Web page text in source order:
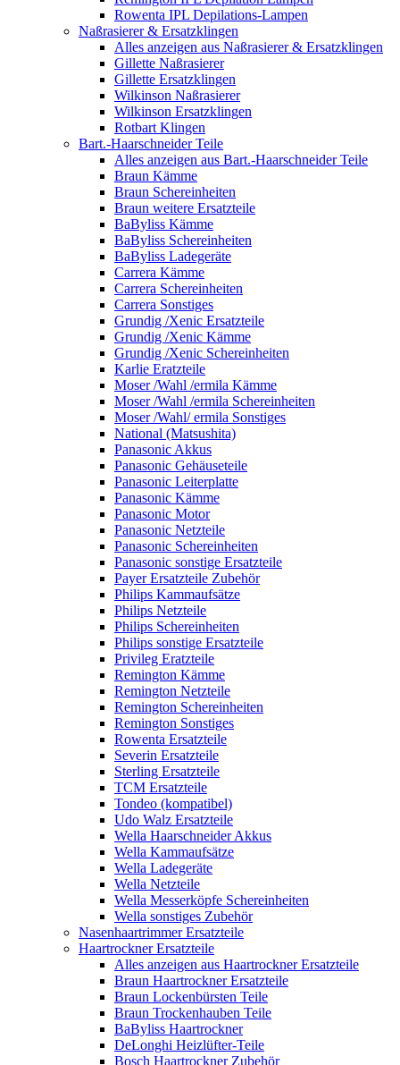
Rowenta IPL Depilations-Lampen
Naßrasierer & Ersatzklingen
Alles anzeigen aus Naßrasierer & Ersatzklingen
Gillette Naßrasierer
Gillette Ersatzklingen
Wilkinson Naßrasierer
Wilkinson Ersatzklingen
Rotbart Klingen
Bart.-Haarschneider Teile
Alles anzeigen aus Bart.-Haarschneider Teile
Braun Kämme
Braun Schereinheiten
Braun weitere Ersatzteile
BaByliss Kämme
BaByliss Schereinheiten
BaByliss Ladegeräte
Carrera Kämme
Carrera Schereinheiten
Carrera Sonstiges
Grundig /Xenic Ersatzteile
Grundig /Xenic Kämme
Grundig /Xenic Schereinheiten
Karlie Eratzteile
Moser /Wahl /ermila Kämme
Moser /Wahl /ermila Schereinheiten
Moser /Wahl/ ermila Sonstiges
National (Matsushita)
Panasonic Akkus
Panasonic Gehäuseteile
Panasonic Leiterplatte
Panasonic Kämme
Panasonic Motor
Panasonic Netzteile
Panasonic Schereinheiten
Panasonic sonstige Ersatzteile
Payer Ersatzteile Zubehör
Philips Kammaufsätze
Philips Netzteile
Philips Schereinheiten
Philips sonstige Ersatzteile
Privileg Eratzteile
Remington Kämme
Remington Netzteile
Remington Schereinheiten
Remington Sonstiges
Rowenta Ersatzteile
Severin Ersatzteile
Sterling Ersatzteile
TCM Ersatzteile
Tondeo (kompatibel)
Udo Walz Ersatzteile
Wella Haarschneider Akkus
Wella Kammaufsätze
Wella Ladegeräte
Wella Netzteile
Wella Messerköpfe Schereinheiten
Wella sonstiges Zubehör
Nasenhaartrimmer Ersatzteile
Haartrockner Ersatzteile
Alles anzeigen aus Haartrockner Ersatzteile
Braun Haartrockner Ersatzteile
Braun Lockenbürsten Teile
Braun Trockenhauben Teile
BaByliss Haartrockner
DeLonghi Heizlüfter-Teile
Bosch Haartrockner Zubehör